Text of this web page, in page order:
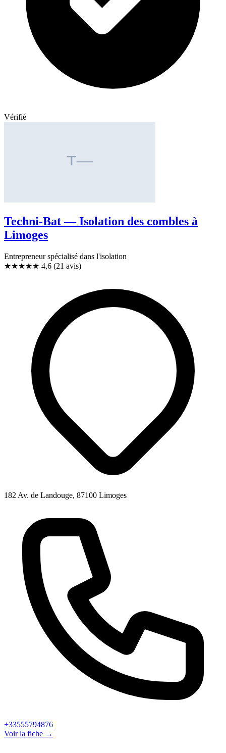
Vérifié
Techni-Bat — Isolation des combles à
Limoges
Entrepreneur spécialisé dans l'isolation
★★★★★ 4,6 (21 avis)
182 Av. de Landouge, 87100 Limoges
+33555794876
Voir la fiche →